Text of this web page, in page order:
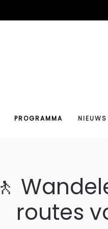
PROGRAMMA NIEUWS
🚶
routes